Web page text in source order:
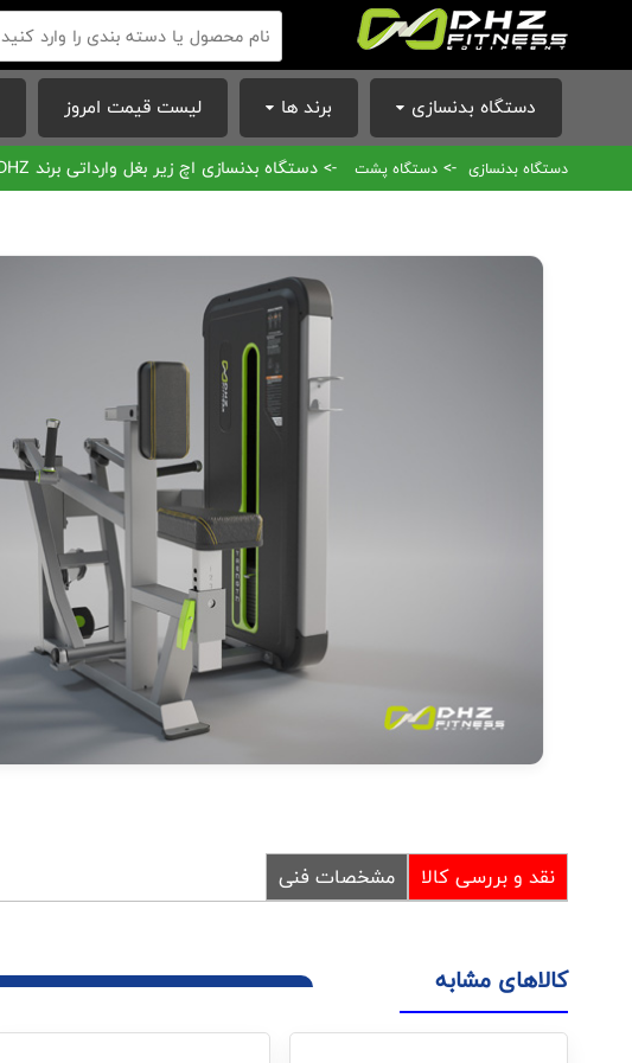
دستگاه بدنسازی برند ها لیست قیمت امروز
دستگاه بدنسازی -> دستگاه پشت -> دستگاه بدنسازی اچ زیر بغل وارداتی برند DHZ سری Mini Apple
نقد و بررسی کالا مشخصات فنی
کالاهای مشابه